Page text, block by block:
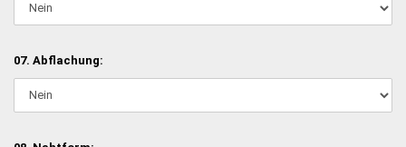
07. Abflachung: